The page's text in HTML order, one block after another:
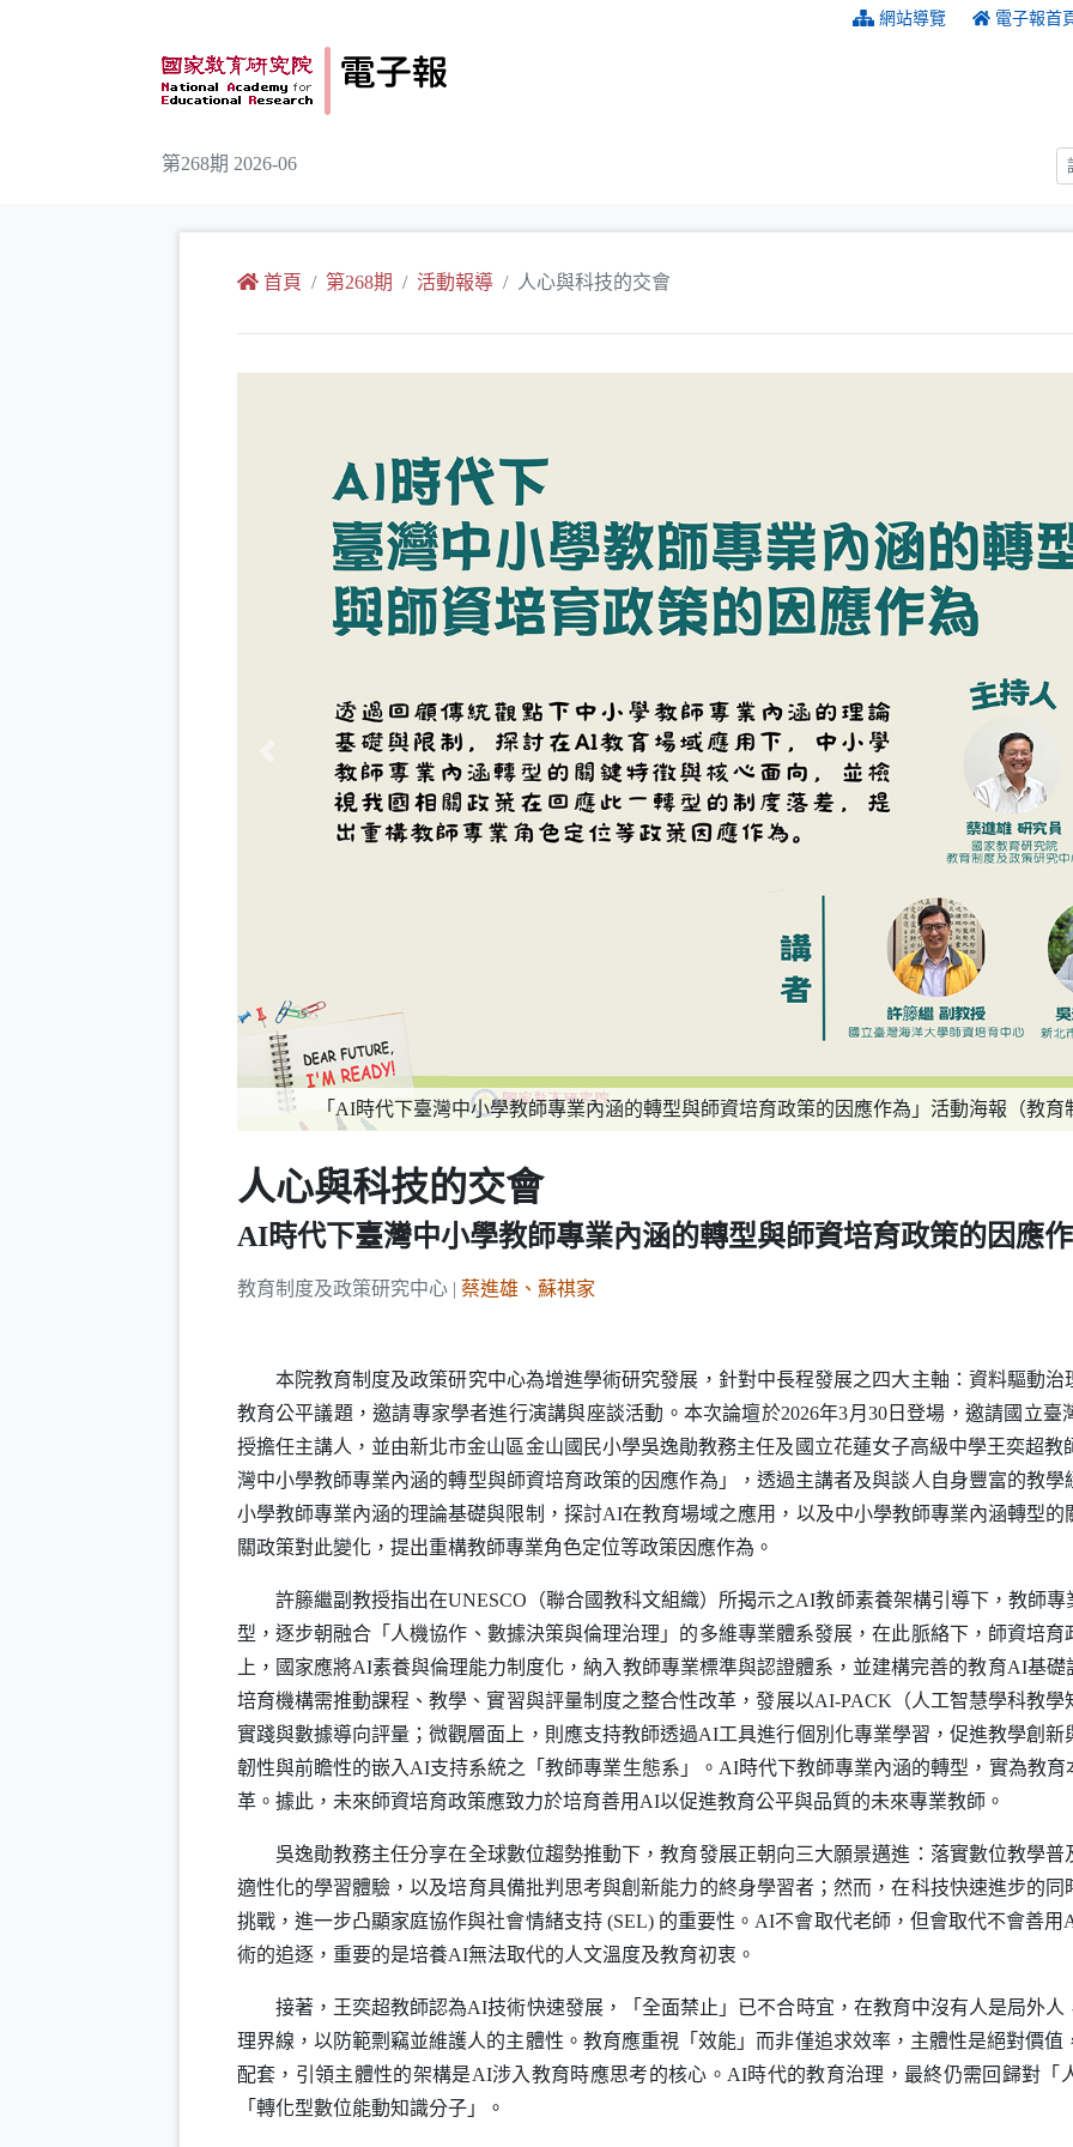
網站導覽 電子報首
第268期 2026-06
首頁 第268期 活動報導 人心與科技的交會
「AI時代下臺灣中小學教師專業內涵的轉型與師資培育政策的因應作為」活動海報（教
Previous
人心與科技的交會
AI時代下臺灣中小學教師專業內涵的轉型與師資培育政策的因應
教育制度及政策研究中心 | 蔡進雄、蘇祺家
本院教育制度及政策研究中心為增進學術研究發展，針對中長程發展之四大主軸：資料驅動治
教育公平議題，邀請專家學者進行演講與座談活動。本次論壇於2026年3月30日登場，邀請國立
授擔任主講人，並由新北市金山區金山國民小學吳逸勛教務主任及國立花蓮女子高級中學王奕超教
灣中小學教師專業內涵的轉型與師資培育政策的因應作為」，透過主講者及與談人自身豐富的教
小學教師專業內涵的理論基礎與限制，探討AI在教育場域之應用，以及中小學教師專業內涵轉型
關政策對此變化，提出重構教師專業角色定位等政策因應作為。
許籐繼副教授指出在UNESCO （聯合國教科文組織）所揭示之AI教師素養架構引導下，教師
型，逐步朝融合「人機協作、數據決策與倫理治理」的多維專業體系發展，在此脈絡下，師資培
上，國家應將AI素養與倫理能力制度化，納入教師專業標準與認證體系，並建構完善的教育AI基礎
培育機構需推動課程、教學、實習與評量制度之整合性改革，發展以AI-PACK （人工智慧學科教
實踐與數據導向評量；微觀層面上，則應支持教師透過AI工具進行個別化專業學習，促進教學創
韌性與前瞻性的嵌入 AI支持系統之「教師專業生態系」。 AI時代下教師專業內涵的轉型，實為教
革。據此，未來師資培育政策應致力於培育善用 AI以促進教育公平與品質的未來專業教師。
吳逸勛教務主任分享在全球數位趨勢推動下，教育發展正朝向三大願景邁進：落實數位教學普
適性化的學習體驗，以及培育具備批判思考與創新能力的終身學習者；然而，在科技快速進步的
挑戰，進一步凸顯家庭協作與社會情緒支持 (SEL)的重要性。 AI不會取代老師，但會取代不會善用
術的追逐，重要的是培養AI無法取代的人文溫度及教育初衷。
接著，王奕超教師認為AI技術快速發展，「全面禁止」已不合時宜，在教育中沒有人是局外
理界線，以防範剽竊並維護人的主體性。教育應重視「效能」而非僅追求效率，主體性是絕對價值
配套，引領主體性的架構是AI涉入教育時應思考的核心。 AI時代的教育治理，最終仍需回歸對「
「轉化型數位能動知識分子」。